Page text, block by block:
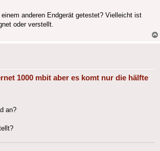
anderen Endgerät getestet? Vielleicht ist
oder verstellt.
1000 mbit aber es komt nur die hälfte
an?